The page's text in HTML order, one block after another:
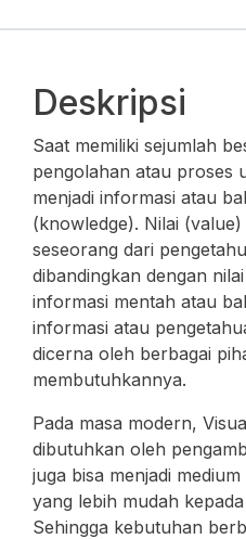
Deskripsi
Saat memiliki sejumlah
pengolahan atau proses
menjadi informasi atau
(knowledge). Nilai
seseorang dari
dibandingkan dengan
informasi mentah atau
informasi atau
dicerna oleh berbagai
membutuhkannya.
Pada masa modern,
dibutuhkan oleh
juga bisa menjadi
yang lebih mudah
Sehingga kebutuhan